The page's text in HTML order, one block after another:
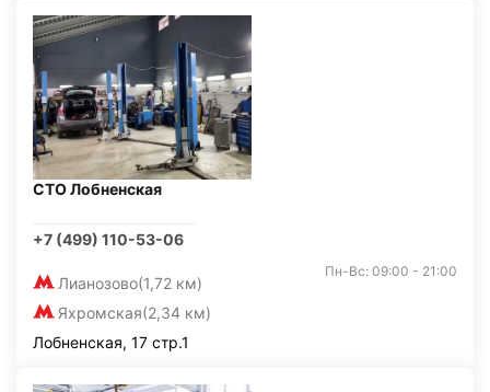
СТО Лобненская
+7 (499) 110-53-06
Лианозово(1,72 км)
Яхромская(2,34 км)
Пн-Вс: 09:00 - 21:00
Лобненская, 17 стр.1